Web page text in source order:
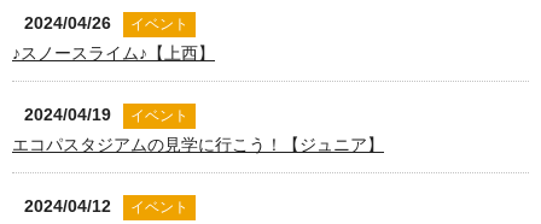
2024/04/26 イベント
♪スノースライム♪【上西】
2024/04/19 イベント
エコパスタジアムの見学に行こう！【ジュニア】
2024/04/12 イベント